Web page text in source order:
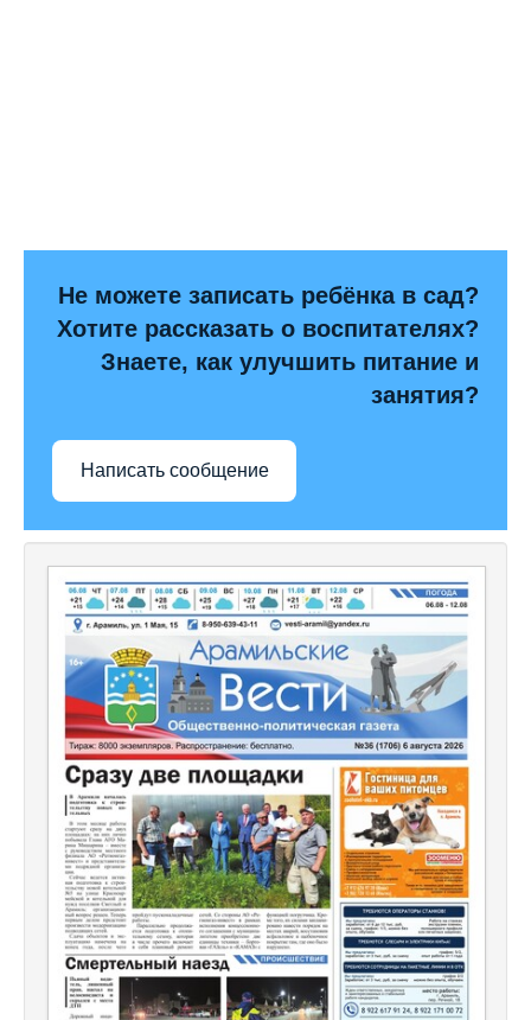
Не можете записать ребёнка в сад?
Хотите рассказать о воспитателях?
Знаете, как улучшить питание и
занятия?
Написать сообщение